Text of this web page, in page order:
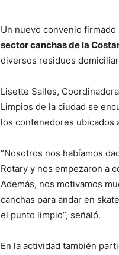
Un nuevo convenio
sector canchas de la
diversos residuos
Lisette Salles,
Limpios de la ciudad se
los contenedores ubicados
“Nosotros nos habíamos
Rotary y nos empezaron a
Además, nos motivamos
canchas para andar en
el punto limpio”, señaló.
En la actividad también